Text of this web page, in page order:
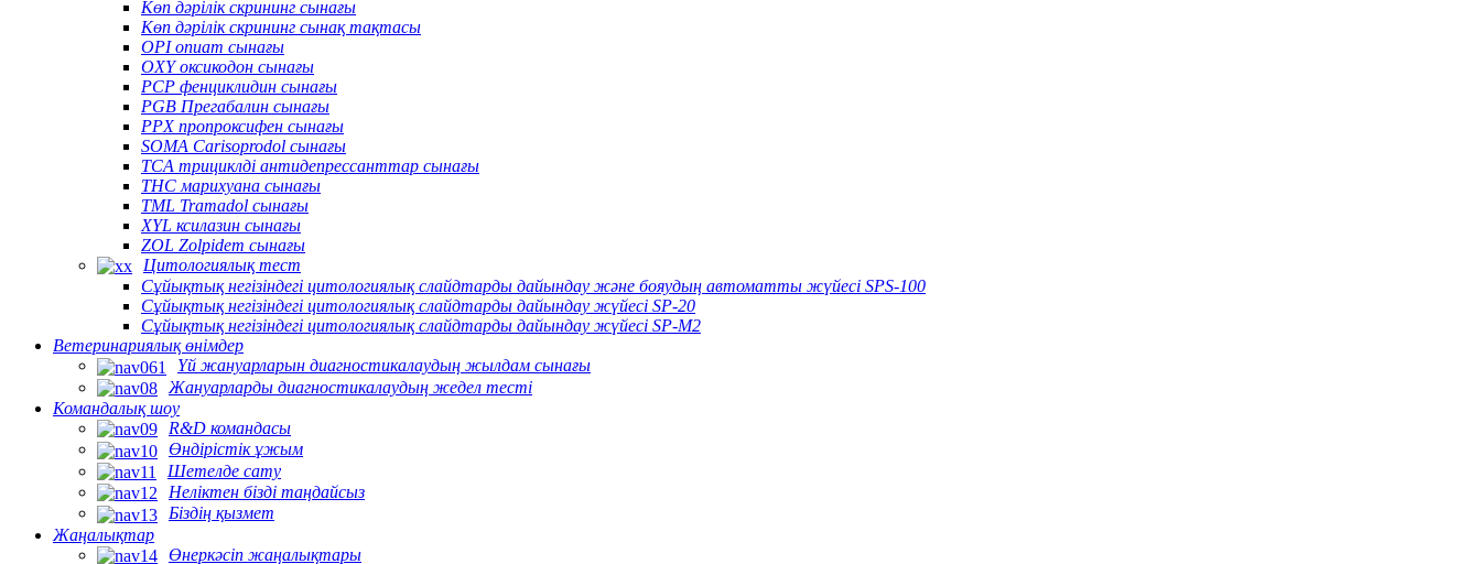
Көп дәрілік скрининг сынағы
Көп дәрілік скрининг сынақ тақтасы
OPI опиат сынағы
OXY оксикодон сынағы
PCP фенциклидин сынағы
PGB Прегабалин сынағы
PPX пропроксифен сынағы
SOMA Carisoprodol сынағы
TCA трициклді антидепрессанттар сынағы
THC марихуана сынағы
TML Tramadol сынағы
XYL ксилазин сынағы
ZOL Zolpidem сынағы
Цитологиялық тест
Сұйықтық негізіндегі цитологиялық слайдтарды дайындау және бояудың автоматты жүйесі SPS-100
Сұйықтық негізіндегі цитологиялық слайдтарды дайындау жүйесі SP-20
Сұйықтық негізіндегі цитологиялық слайдтарды дайындау жүйесі SP-M2
Ветеринариялық өнімдер
Үй жануарларын диагностикалаудың жылдам сынағы
Жануарларды диагностикалаудың жедел тесті
Командалық шоу
R&D командасы
Өндірістік ұжым
Шетелде сату
Неліктен бізді таңдайсыз
Біздің қызмет
Жаңалықтар
Өнеркәсіп жаңалықтары